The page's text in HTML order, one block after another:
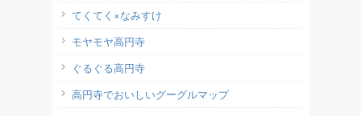
てくてく×なみすけ
モヤモヤ高円寺
ぐるぐる高円寺
高円寺でおいしいグーグルマップ